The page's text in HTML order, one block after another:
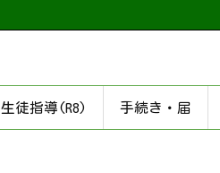
生徒指導(R8) 手続き・届